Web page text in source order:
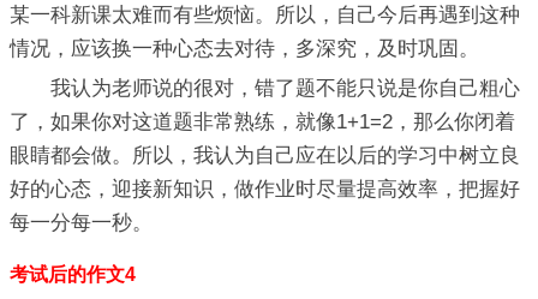
某一科新课太难而有些烦恼。所以，自己今后再遇到这种
情况，应该换一种心态去对待，多深究，及时巩固。
我认为老师说的很对，错了题不能只说是你自己粗心
了，如果你对这道题非常熟练，就像1+1=2，那么你闭着
眼睛都会做。所以，我认为自己应在以后的学习中树立良
好的心态，迎接新知识，做作业时尽量提高效率，把握好
每一分每一秒。
考试后的作文4